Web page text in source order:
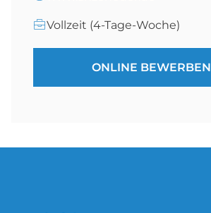
Vollzeit (4-Tage-Woche)
ONLINE BEWERBEN